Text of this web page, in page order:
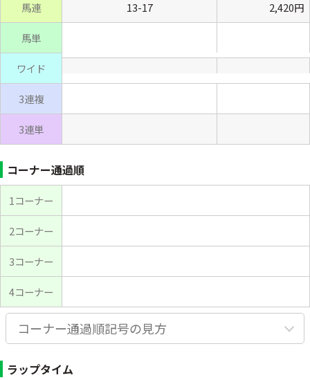
馬連 13-17 2,420円
馬単
ワイド
3連複
3連単
コーナー通過順
1コーナー
2コーナー
3コーナー
4コーナー
コーナー通過順記号の見方
ラップタイム